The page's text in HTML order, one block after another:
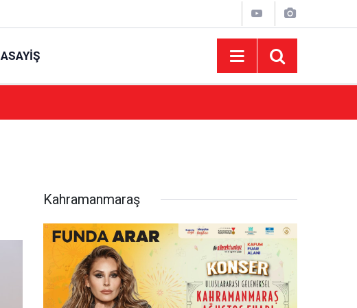
ASAYIŞ
Kahramanmaraş